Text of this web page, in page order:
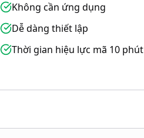
Không cần ứng dụng
Dễ dàng thiết lập
Thời gian hiệu lực mã 10 phút